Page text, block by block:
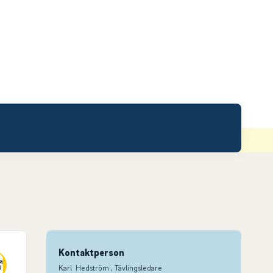
Kontaktperson
Karl Hedström , Tävlingsledare